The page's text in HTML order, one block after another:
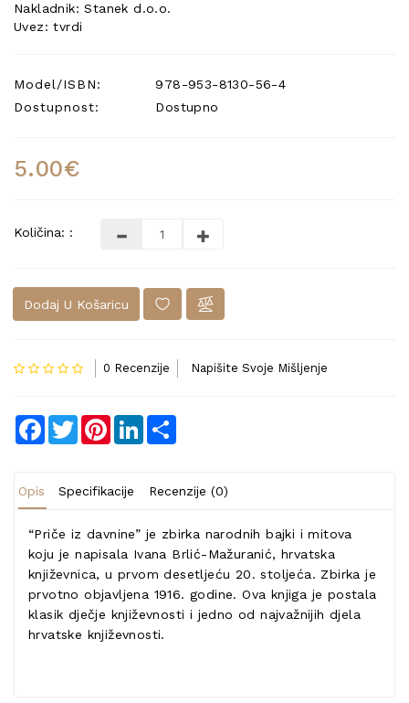
Nakladnik: Stanek d.o.o.
Uvez: tvrdi
Model/ISBN:
978-953-8130-56-4
Dostupnost:
Dostupno
5.00€
Količina: :
Dodaj U Košaricu
0 Recenzije Napišite Svoje Mišljenje
Facebook
TwitterPinterestLinkedIn
Opis Specifikacije Recenzije (0)
“Priče iz davnine” je zbirka narodnih bajki i mitova
koju je napisala Ivana Brlić-Mažuranić, hrvatska
književnica, u prvom desetljeću 20. stoljeća. Zbirka je
prvotno objavljena 1916. godine. Ova knjiga je postala
klasik dječje književnosti i jedno od najvažnijih djela
hrvatske književnosti.